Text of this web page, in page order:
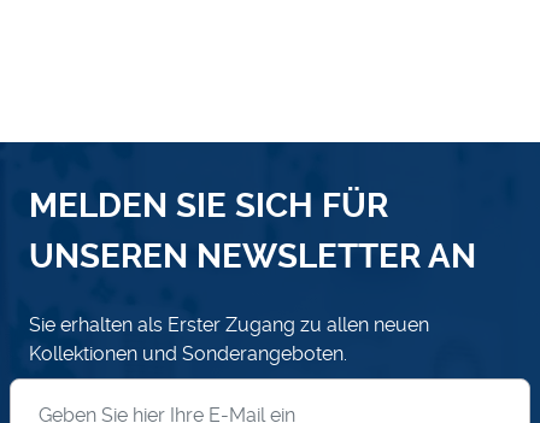
MELDEN SIE SICH FÜR
UNSEREN NEWSLETTER AN
Sie erhalten als Erster Zugang zu allen neuen
Kollektionen und Sonderangeboten.